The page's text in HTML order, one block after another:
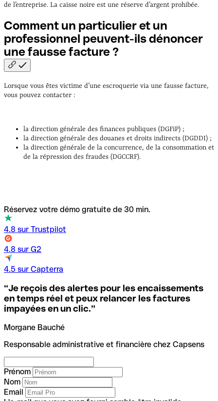
de l’entreprise. La caisse noire est une réserve d’argent prohibée.
Comment un particulier et un
professionnel peuvent-ils dénoncer
une fausse facture ?
Lorsque vous êtes victime d’une escroquerie via une fausse facture,
vous pouvez contacter :
la direction générale des finances publiques (DGFiP) ;
la direction générale des douanes et droits indirects (DGDDI) ;
la direction générale de la concurrence, de la consommation et
de la répression des fraudes (DGCCRF).
Réservez votre démo gratuite de 30 min.
4.8 sur Trustpilot
4.8 sur G2
4.5 sur Capterra
“Je reçois des alertes pour les encaissements
en temps réel et peux relancer les factures
impayées en un clic.”
Morgane Bauché
Responsable administrative et financière chez Capsens
Prénom
Nom
Email